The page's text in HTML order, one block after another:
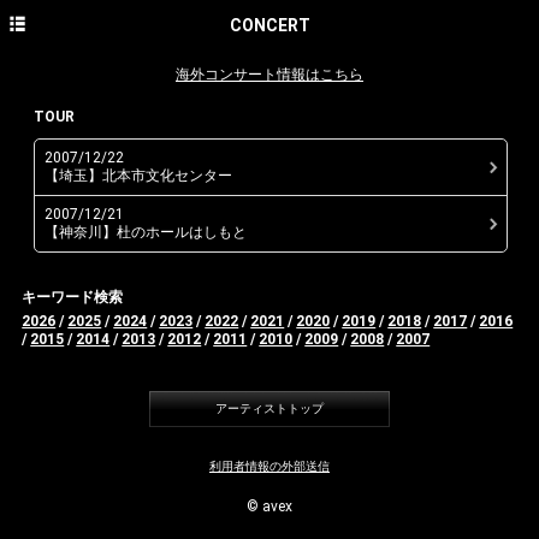
CONCERT
海外コンサート情報はこちら
TOUR
2007/12/22
【埼玉】北本市文化センター
2007/12/21
【神奈川】杜のホールはしもと
キーワード検索
2026 / 2025 / 2024 / 2023 / 2022 / 2021 / 2020 / 2019 / 2018 / 2017 / 2016
/ 2015 / 2014 / 2013 / 2012 / 2011 / 2010 / 2009 / 2008 / 2007
アーティストトップ
利用者情報の外部送信
© avex
CONCERT
DISCOGRAPHY
PROFILE
PHOTO GALLERY
CONTACT
English site
avex classics official site